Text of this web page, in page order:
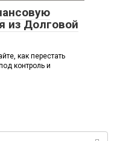
из Долговой
как перестать
контроль и